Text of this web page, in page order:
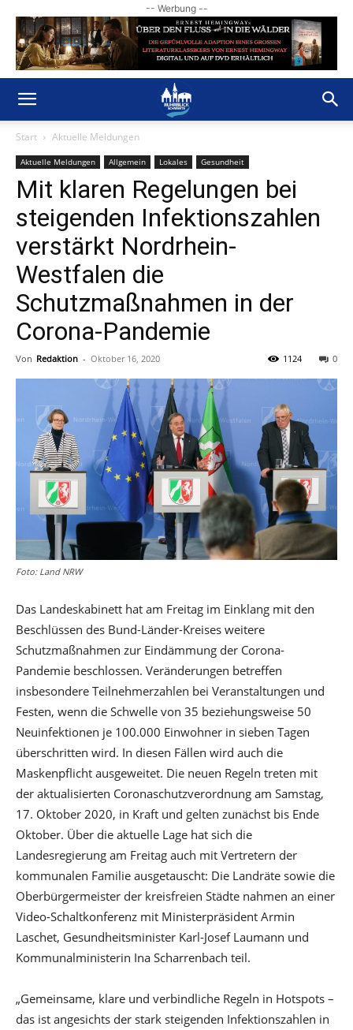
-- Werbung --
Start Aktuelle Meldungen
Aktuelle Meldungen Allgemein Lokales Gesundheit
Mit klaren Regelungen bei
steigenden Infektionszahlen
verstärkt Nordrhein-
Westfalen die
Schutzmaßnahmen in der
Corona-Pandemie
Von Redaktion - Oktober 16, 2020 0
1124
Foto: Land NRW
Das Landeskabinett hat am Freitag im Einklang mit den
Beschlüssen des Bund-Länder-Kreises weitere
Schutzmaßnahmen zur Eindämmung der Corona-
Pandemie beschlossen. Veränderungen betreffen
insbesondere Teilnehmerzahlen bei Veranstaltungen und
Festen, wenn die Schwelle von 35 beziehungsweise 50
Neuinfektionen je 100.000 Einwohner in sieben Tagen
überschritten wird. In diesen Fällen wird auch die
Maskenpflicht ausgeweitet. Die neuen Regeln treten mit
der aktualisierten Coronaschutzverordnung am Samstag,
17. Oktober 2020, in Kraft und gelten zunächst bis Ende
Oktober. Über die aktuelle Lage hat sich die
Landesregierung am Freitag auch mit Vertretern der
kommunalen Familie ausgetauscht: Die Landräte sowie die
Oberbürgermeister der kreisfreien Städte nahmen an einer
Video-Schaltkonferenz mit Ministerpräsident Armin
Laschet, Gesundheitsminister Karl-Josef Laumann und
Kommunalministerin Ina Scharrenbach teil.
„Gemeinsame, klare und verbindliche Regeln in Hotspots –
das ist angesichts der stark steigenden Infektionszahlen in